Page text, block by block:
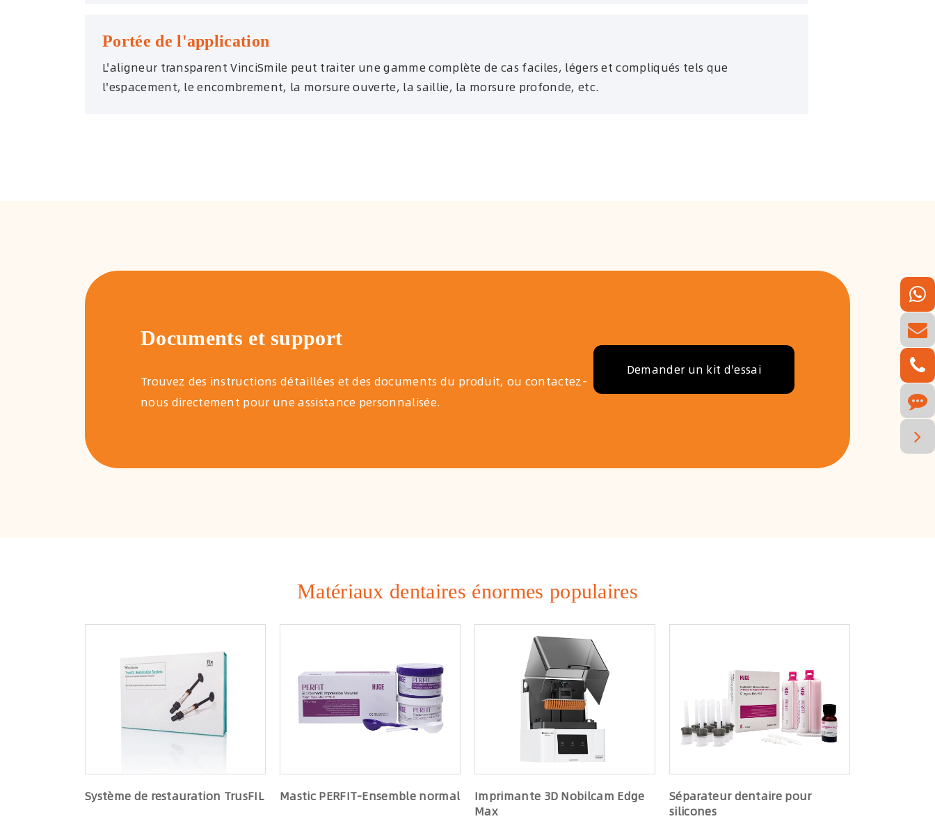
Portée de l'application
L'aligneur transparent VinciSmile peut traiter une gamme complète de cas faciles, légers et compliqués tels que
l'espacement, le encombrement, la morsure ouverte, la saillie, la morsure profonde, etc.
Documents et support
Trouvez des instructions détaillées et des documents du produit, ou contactez-
nous directement pour une assistance personnalisée.
Demander un kit d'essai
Matériaux dentaires énormes populaires
Système de restauration TrusFIL Mastic PERFIT-Ensemble normal
Imprimante 3D Nobilcam Edge
Max
Séparateur dentaire pour
silicones